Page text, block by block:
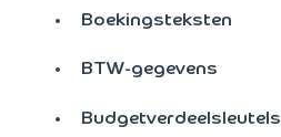
Boekingsteksten
BTW-gegevens
Budgetverdeelsleutels